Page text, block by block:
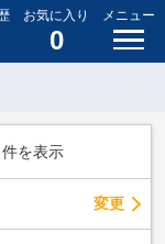
お気に入り
0
メニュー
件を表示
変更